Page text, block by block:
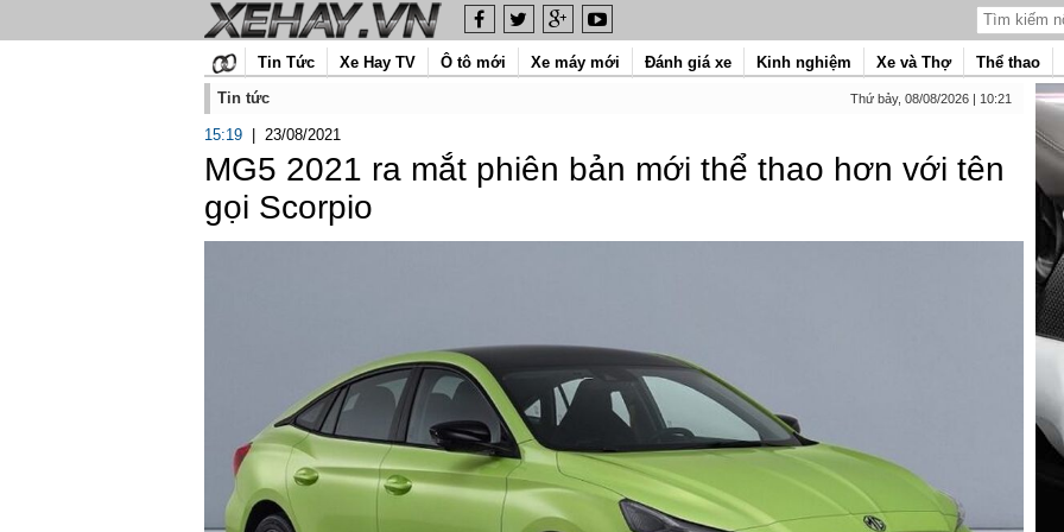
Tin Tức Xe Hay TV Ô tô mới Xe máy mới Đánh giá xe Kinh nghiệm Xe và Thợ Thể thao
Tin tức
Thứ bảy, 08/08/2026 | 10:21
15:19 23/08/2021
MG5 2021 ra mắt phiên bản mới thể thao hơn với tên
gọi Scorpio